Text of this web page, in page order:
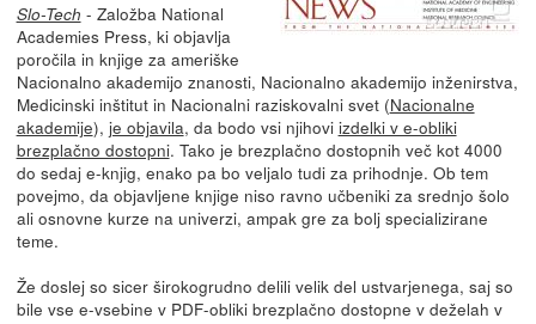
Slo-Tech - Založba National
Academies Press, ki objavlja
poročila in knjige za ameriške
Nacionalno akademijo znanosti, Nacionalno akademijo inženirstva,
Medicinski inštitut in Nacionalni raziskovalni svet (Nacionalne
akademije), je objavila, da bodo vsi njihovi izdelki v e-obliki
brezplačno dostopni. Tako je brezplačno dostopnih več kot 4000
do sedaj e-knjig, enako pa bo veljalo tudi za prihodnje. Ob tem
povejmo, da objavljene knjige niso ravno učbeniki za srednjo šolo
ali osnovne kurze na univerzi, ampak gre za bolj specializirane
teme.
Že doslej so sicer širokogrudno delili velik del ustvarjenega, saj so
bile vse e-vsebine v PDF-obliki brezplačno dostopne v deželah v